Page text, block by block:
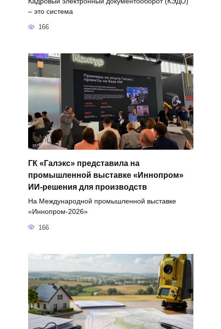
– это система
166
ГК «Галэкс» представила на
промышленной выставке «Иннопром»
ИИ-решения для производств
На Международной промышленной выставке
«Иннопром-2026»
166